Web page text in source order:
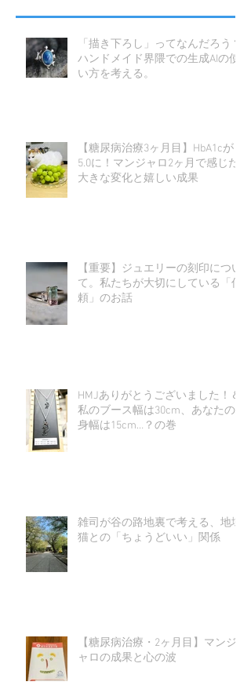
「描き下ろし」ってなんだろう？
ハンドメイド界隈での生成AIの使
い方を考える。
【糖尿病治療3ヶ月目】HbA1cが
5.0に！マンジャロ2ヶ月で感じた
大きな変化と嬉しい成果
【重要】ジュエリーの刻印につい
て。私たちが大切にしている「信
頼」のお話
HMJありがとうございました！＆
私のブース幅は30cm、あなたの
身幅は15cm…？の巻
雑司が谷の路地裏で考える、地域
猫との「ちょうどいい」関係
【糖尿病治療・2ヶ月目】マンジ
ャロの成果と心の波